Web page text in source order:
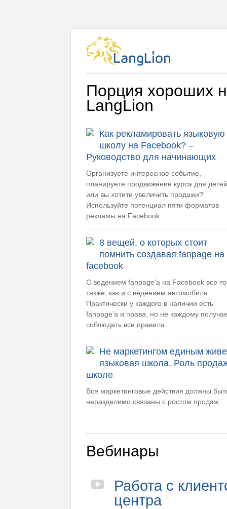
Порция хороших
LangLion
Как рекламировать языковую
школу на Facebook? –
Руководство для начинающих
Организуете интересное событие,
планируете продвижение курса для детей
или вы хотите увеличить продажи?
Используйте потенциал пяти форматов
рекламы на Facebook.
8 вещей, о которых стоит
помнить создавая fanpage на
facebook
С ведением fanpage’a на Facebook все
также, как и с ведением автомобиля.
Практически у каждого в наличии есть
fanpage’a и права, но не каждому
соблюдать все правила.
Не маркетингом единым
языковая школа. Роль
школе
Все маркетинговые действия должны
неразделимо связаны с ростом продаж.
Вебинары
Работа с
центра